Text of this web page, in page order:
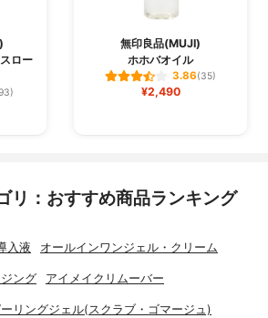
ロー
無印良品(MUJI)
ホホバオイル
3.86(35)
¥2,490
リ：おすすめ商品ランキング
入液 オールインワンジェル・クリーム
ング アイメイクリムーバー
ーリングジェル(スクラブ・ゴマージュ)